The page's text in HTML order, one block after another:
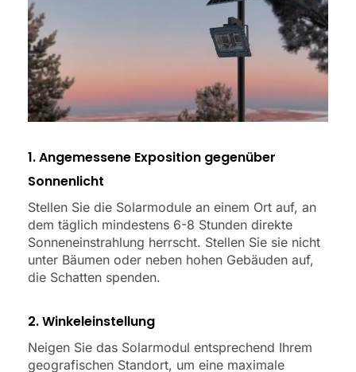
1. Angemessene Exposition gegenüber
Sonnenlicht
Stellen Sie die Solarmodule an einem Ort auf, an
dem täglich mindestens 6-8 Stunden direkte
Sonneneinstrahlung herrscht. Stellen Sie sie nicht
unter Bäumen oder neben hohen Gebäuden auf,
die Schatten spenden.
2. Winkeleinstellung
Neigen Sie das Solarmodul entsprechend Ihrem
geografischen Standort, um eine maximale